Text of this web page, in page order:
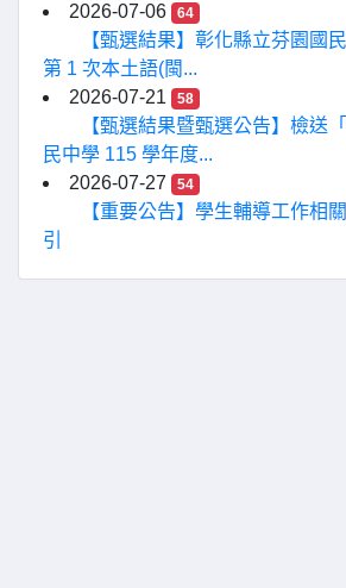
2026-07-06
64
【甄選結果】彰化縣立芬園國
第 1 次本土語(閩...
2026-07-21
58
【甄選結果暨甄選公告】檢送
民中學 115 學年度...
2026-07-27
54
【重要公告】學生輔導工作相
引